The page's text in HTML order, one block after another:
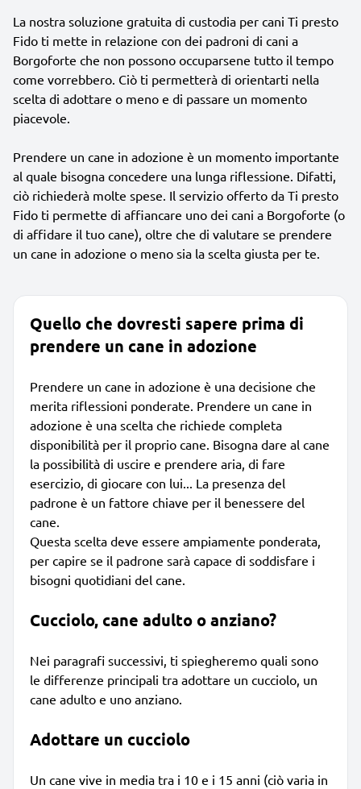
La nostra soluzione gratuita di custodia per cani Ti presto
Fido ti mette in relazione con dei padroni di cani a
Borgoforte che non possono occuparsene tutto il tempo
come vorrebbero. Ciò ti permetterà di orientarti nella
scelta di adottare o meno e di passare un momento
piacevole.
Prendere un cane in adozione è un momento importante
al quale bisogna concedere una lunga riflessione. Difatti,
ciò richiederà molte spese. Il servizio offerto da Ti presto
Fido ti permette di affiancare uno dei cani a Borgoforte (o
di affidare il tuo cane), oltre che di valutare se prendere
un cane in adozione o meno sia la scelta giusta per te.
Quello che dovresti sapere prima di
prendere un cane in adozione
Prendere un cane in adozione è una decisione che
merita riflessioni ponderate. Prendere un cane in
adozione è una scelta che richiede completa
disponibilità per il proprio cane. Bisogna dare al cane
la possibilità di uscire e prendere aria, di fare
esercizio, di giocare con lui... La presenza del
padrone è un fattore chiave per il benessere del
cane.
Questa scelta deve essere ampiamente ponderata,
per capire se il padrone sarà capace di soddisfare i
bisogni quotidiani del cane.
Cucciolo, cane adulto o anziano?
Nei paragrafi successivi, ti spiegheremo quali sono
le differenze principali tra adottare un cucciolo, un
cane adulto e uno anziano.
Adottare un cucciolo
Un cane vive in media tra i 10 e i 15 anni (ciò varia in